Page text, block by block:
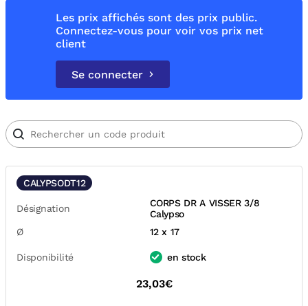
Les prix affichés sont des prix public.
Connectez-vous pour voir vos prix net
client
Se connecter
CALYPSODT12
Désignation
CORPS DR A VISSER 3/8
Calypso
Ø
12 x 17
Disponibilité en stock
23,03€